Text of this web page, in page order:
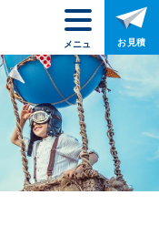
メニュ
ー
お見積